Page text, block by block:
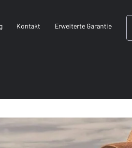
Kontakt Erweiterte Garantie